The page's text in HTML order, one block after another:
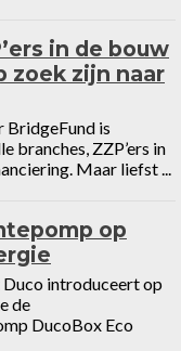
in de bouw
zoek zijn naar
BridgeFund is
branches, ZZP’ers in
Maar liefst ...
op
introduceert op
de
DucoBox Eco